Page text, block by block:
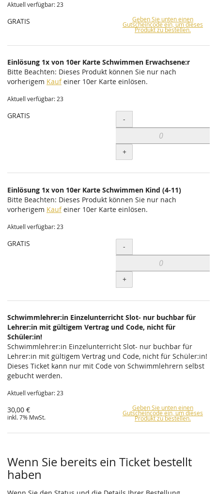
Aktuell verfügbar: 23
GRATIS Geben Sie unten einen
Gutscheincode ein, um dieses
Produkt zu bestellen.
Einlösung 1x von 10er Karte Schwimmen Erwachsene:r
Bitte Beachten: Dieses Produkt können Sie nur nach
vorherigem Kaufeiner 10er Karte einlösen.
Aktuell verfügbar: 23
GRATIS Menge
-
+
Einlösung 1x von 10er Karte Schwimmen Kind (4-11)
Bitte Beachten: Dieses Produkt können Sie nur nach
vorherigem Kaufeiner 10er Karte einlösen.
Aktuell verfügbar: 23
GRATIS Menge
-
+
Schwimmlehrer:in Einzelunterricht Slot- nur buchbar für
Lehrer:in mit gültigem Vertrag und Code, nicht für
Schüler:in!
Schwimmlehrer:in Einzelunterricht Slot- nur buchbar für
Lehrer:in mit gültigem Vertrag und Code, nicht für Schüler:in!
Dieses Ticket kann nur mit Code von Schwimmlehrern selbst
gebucht werden.
Aktuell verfügbar: 23
30,00 €
inkl. 7% MwSt.
Geben Sie unten einen
Gutscheincode ein, um dieses
Produkt zu bestellen.
Wenn Sie bereits ein Ticket bestellt
haben